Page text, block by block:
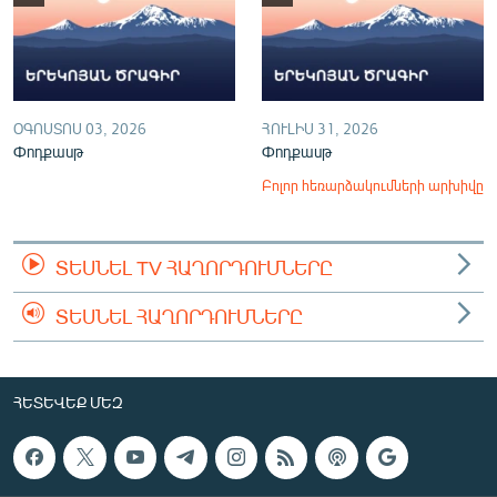
ՕԳՈՍՏՈՍ 03, 2026
Փոդքասթ
ՀՈՒԼԻՍ 31, 2026
Փոդքասթ
Բոլոր հեռարձակումների արխիվը
ՏԵՍՆԵԼ TV ՀԱՂՈՐԴՈՒՄՆԵՐԸ
ՏԵՍՆԵԼ ՀԱՂՈՐԴՈՒՄՆԵՐԸ
ՀԵՏԵՎԵՔ ՄԵԶ